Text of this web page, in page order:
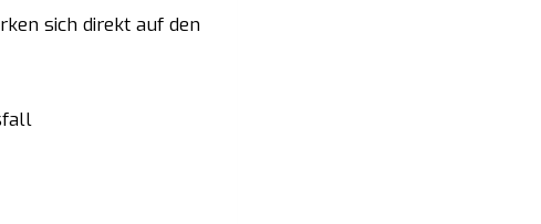
sich direkt auf den